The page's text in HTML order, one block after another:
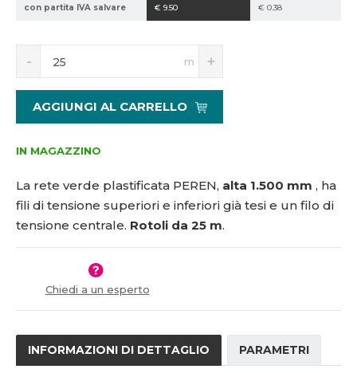
t
r
:
5
2
1
9
o
e
p
,
5
0
0
con partita IVA salvare € 9.50 € 0.38
N
a
v
ý
š
n
o
ž
s
t
í
m
o
ž
s
t
v
m
AGGIUNGI AL CARRELLO
IN MAGAZZINO
La rete verde plastificata PEREN, alta 1.500 mm , ha
fili di tensione superiori e inferiori già tesi e un filo di
tensione centrale. Rotoli da 25 m.
Chiedi a un esperto
INFORMAZIONI DI DETTAGLIO PARAMETRI